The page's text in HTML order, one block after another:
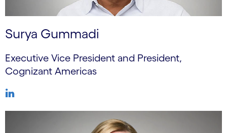
Surya Gummadi
Executive Vice President and President,
Cognizant Americas